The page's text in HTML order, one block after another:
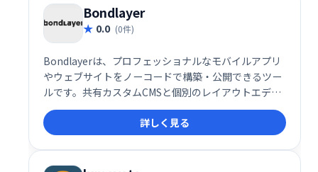
Bondlayer
0.0 (0件)
Bondlayerは、プロフェッショナルなモバイルアプリ
やウェブサイトをノーコードで構築・公開できるツー
ルです。共有カスタムCMSと個別のレイアウトエディ
タを提供し、多言語対応、リアルタイムフィルター、
フォームなど豊富な機能を備えています。複雑なコー
ディング不要で、理想のアプリやウェブサイトを簡単
に実現できます。
詳しく見る